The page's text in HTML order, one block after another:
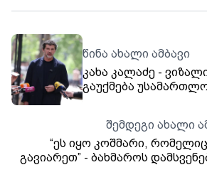
წინა ახალი ამბავი
კახა კალაძე -
გაუქმება
შემდეგი ახალი
“ეს იყო კოშმარი,
გავიარეთ” - ბახმაროს